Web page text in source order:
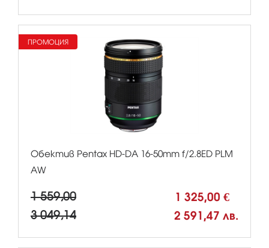
Обектив Pentax HD-DA 16-50mm f/2.8ED PLM
AW
1 559,00 1 325,00 €
3 049,14 2 591,47 лв.
ПРОМОЦИЯ